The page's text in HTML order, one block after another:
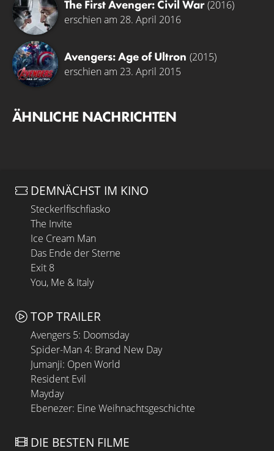
The First Avenger: Civil War (2016)
erschien am 28. April 2016
Avengers: Age of Ultron (2015)
erschien am 23. April 2015
ÄHNLICHE NACHRICHTEN
DEMNÄCHST IM KINO
Steckerlfischfiasko
The Invite
Ice Cream Man
Das Ende der Sterne
Exit 8
You, Me & Italy
TOP TRAILER
Avengers 5: Doomsday
Spider-Man 4: Brand New Day
Jumanji: Open World
Resident Evil
Mayday
Ebenezer: Eine Weihnachtsgeschichte
DIE BESTEN FILME